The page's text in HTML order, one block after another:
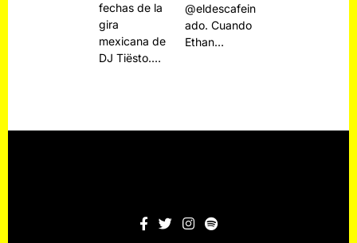
fechas de la
gira
mexicana de
DJ Tiësto.…
@eldescafein
ado. Cuando
Ethan…